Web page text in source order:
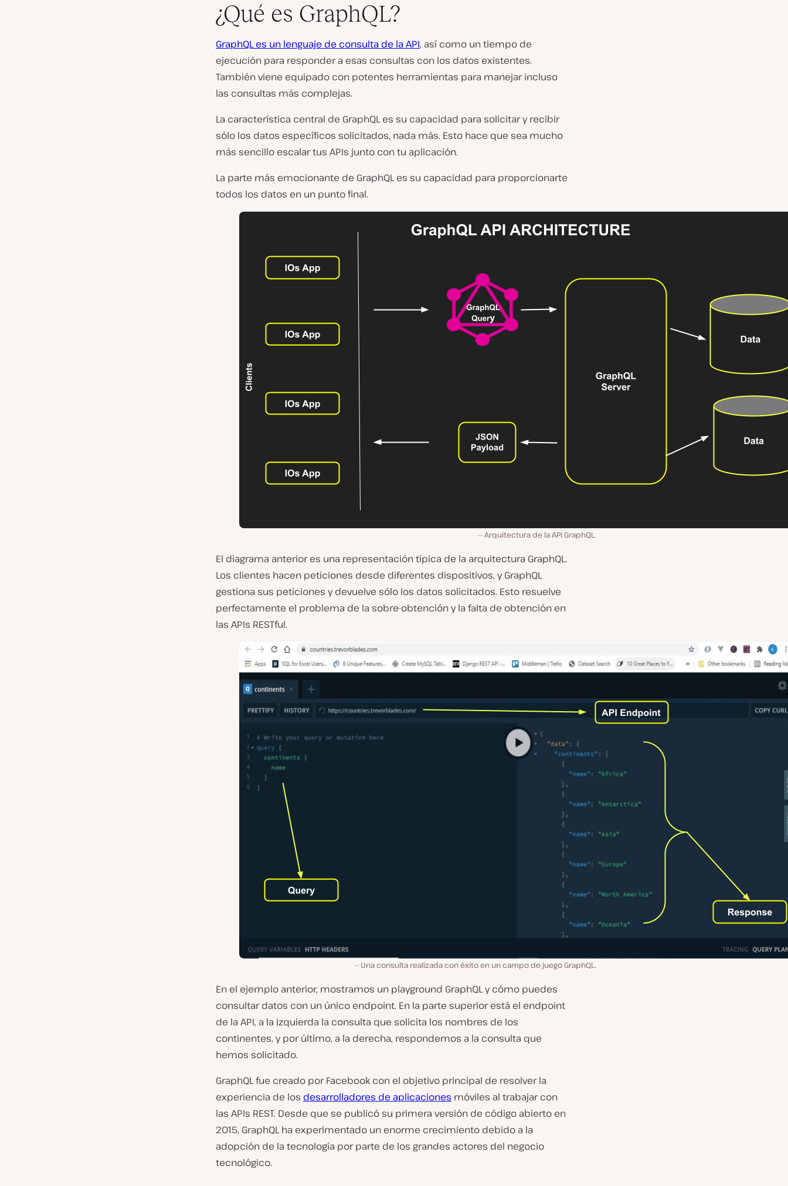
¿Qué es GraphQL?
GraphQL es un lenguaje de consulta de la API, así como un tiempo de
ejecución para responder a esas consultas con los datos existentes.
También viene equipado con potentes herramientas para manejar incluso
las consultas más complejas.
La característica central de GraphQL es su capacidad para solicitar y recibir
sólo los datos específicos solicitados, nada más. Esto hace que sea mucho
más sencillo escalar tus APIs junto con tu aplicación.
La parte más emocionante de GraphQL es su capacidad para proporcionarte
todos los datos en un punto final.
Arquitectura de la API GraphQL.
El diagrama anterior es una representación típica de la arquitectura GraphQL.
Los clientes hacen peticiones desde diferentes dispositivos, y GraphQL
gestiona sus peticiones y devuelve sólo los datos solicitados. Esto resuelve
perfectamente el problema de la sobre-obtención y la falta de obtención en
las APIs RESTful.
Una consulta realizada con éxito en un campo de juego GraphQL.
En el ejemplo anterior, mostramos un playground GraphQL y cómo puedes
consultar datos con un único endpoint. En la parte superior está el endpoint
de la API, a la izquierda la consulta que solicita los nombres de los
continentes, y por último, a la derecha, respondemos a la consulta que
hemos solicitado.
GraphQL fue creado por Facebook con el objetivo principal de resolver la
experiencia de los desarrolladores de aplicaciones móviles al trabajar con
las APIs REST. Desde que se publicó su primera versión de código abierto en
2015, GraphQL ha experimentado un enorme crecimiento debido a la
adopción de la tecnología por parte de los grandes actores del negocio
tecnológico.